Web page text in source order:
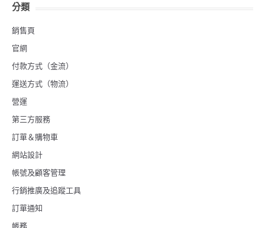
分類
銷售頁
官網
付款方式（金流）
運送方式（物流）
營運
第三方服務
訂單＆購物車
網站設計
帳號及顧客管理
行銷推廣及追蹤工具
訂單通知
帳務